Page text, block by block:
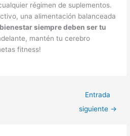
régimen de suplementos.
una alimentación balanceada
siempre deben ser tu
mantén tu cerebro
fitness!
Entrada
siguiente →